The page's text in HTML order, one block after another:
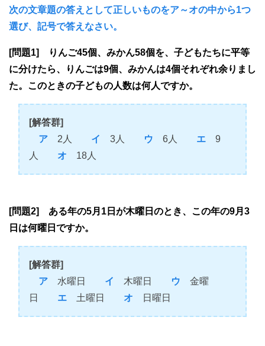
次の文章題の答えとして正しいものをア～オの中から1つ
選び、記号で答えなさい。
[問題1] りんご45個、みかん58個を、子どもたちに平等
に分けたら、りんごは9個、みかんは4個それぞれ余りまし
た。このときの子どもの人数は何人ですか。
[解答群]
ア 2人 イ 3人 ウ 6人 エ 9
人 オ 18人
[問題2] ある年の5月1日が木曜日のとき、この年の9月3
日は何曜日ですか。
[解答群]
ア 水曜日 イ 木曜日 ウ 金曜
日 エ 土曜日 オ 日曜日